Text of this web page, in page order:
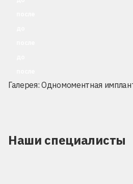
Галерея: Одномоментная
Наши специалисты